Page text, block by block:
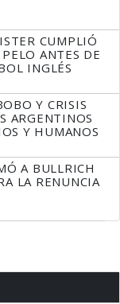
CUMPLIÓ
ANTES DE
INGLÉS
Y CRISIS
ARGENTINOS
Y HUMANOS
A BULLRICH
LA RENUNCIA